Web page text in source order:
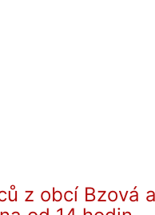
z obcí Bzová